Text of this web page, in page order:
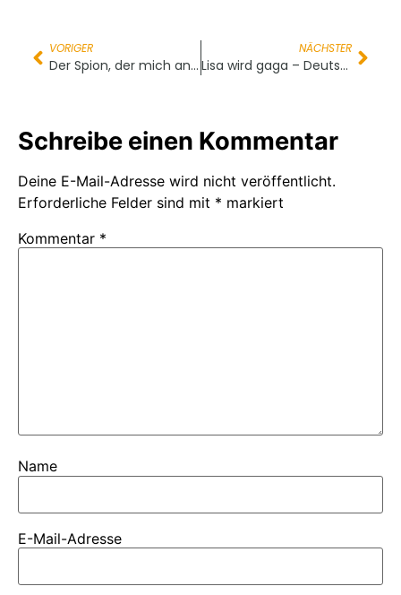
VORIGER
Der Spion, der mich anlernte – Deutsche Erstausstrahlung
NÄCHSTER
Lisa wird gaga – Deutsche Erstaustrahlung
Schreibe einen Kommentar
Deine E-Mail-Adresse wird nicht veröffentlicht.
Erforderliche Felder sind mit * markiert
Kommentar *
Name
E-Mail-Adresse